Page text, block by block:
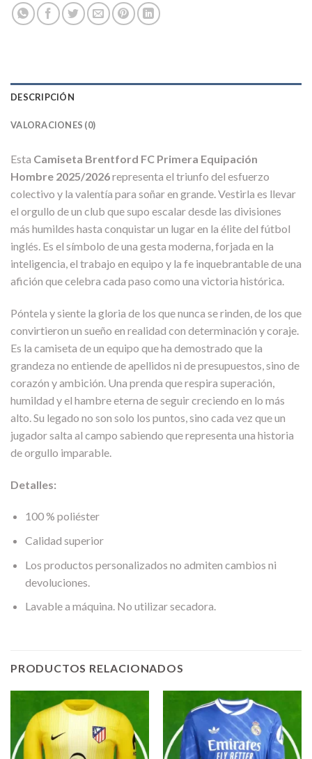
DESCRIPCIÓN
VALORACIONES (0)
Esta Camiseta Brentford FC Primera Equipación
Hombre 2025/2026representa el triunfo del esfuerzo
colectivo y la valentía para soñar en grande. Vestirla es llevar
el orgullo de un club que supo escalar desde las divisiones
más humildes hasta conquistar un lugar en la élite del fútbol
inglés. Es el símbolo de una gesta moderna, forjada en la
inteligencia, el trabajo en equipo y la fe inquebrantable de una
afición que celebra cada paso como una victoria histórica.
Póntela y siente la gloria de los que nunca se rinden, de los que
convirtieron un sueño en realidad con determinación y coraje.
Es la camiseta de un equipo que ha demostrado que la
grandeza no entiende de apellidos ni de presupuestos, sino de
corazón y ambición. Una prenda que respira superación,
humildad y el hambre eterna de seguir creciendo en lo más
alto. Su legado no son solo los puntos, sino cada vez que un
jugador salta al campo sabiendo que representa una historia
de orgullo imparable.
Detalles:
100 % poliéster
Calidad superior
Los productos personalizados no admiten cambios ni
devoluciones.
Lavable a máquina. No utilizar secadora.
PRODUCTOS RELACIONADOS